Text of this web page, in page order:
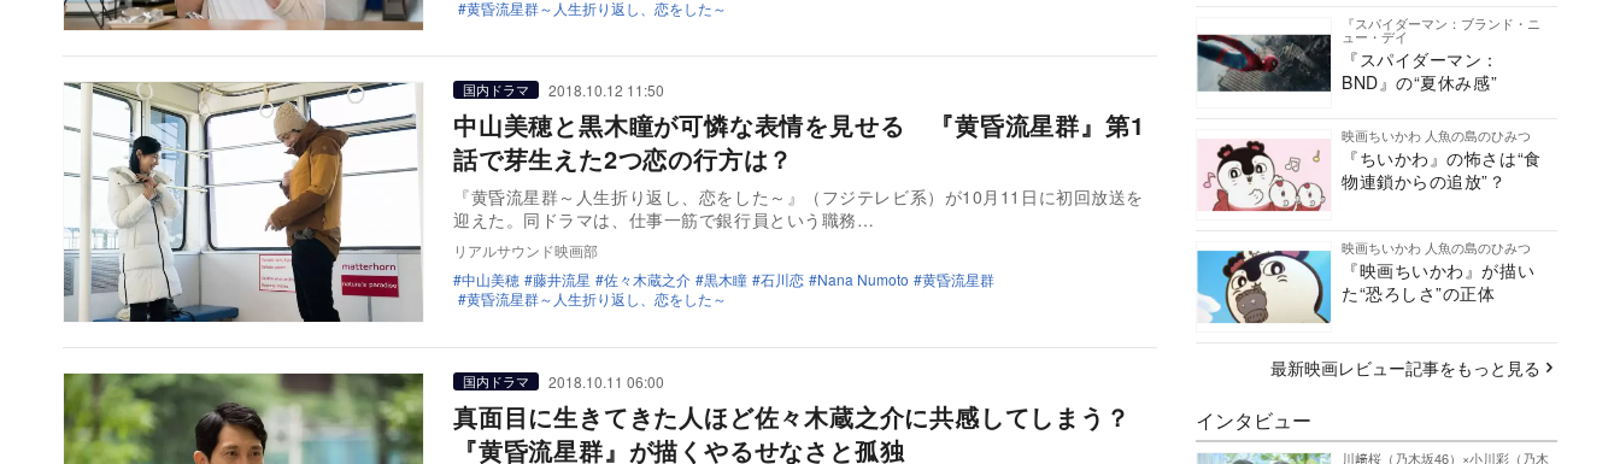
黄昏流星群～人生折り返し、恋をした～
国内ドラマ 2018.10.12 11:50
中山美穂と黒木瞳が可憐な表情を見せる 『黄昏流星群』第1
話で芽生えた2つ恋の行方は？
『黄昏流星群～人生折り返し、恋をした～』（フジテレビ系）が10月11日に初回放送を
迎えた。同ドラマは、仕事一筋で銀行員という職務…
リアルサウンド映画部
中山美穂
藤井流星 佐々木蔵之介 黒木瞳 石川恋 Nana Numoto
黄昏流星群
黄昏流星群～人生折り返し、恋をした～
国内ドラマ 2018.10.11 06:00
真面目に生きてきた人ほど佐々木蔵之介に共感してしまう？
『黄昏流星群』が描くやるせなさと孤独
『スパイダーマン：ブランド・ニ
ュー・デイ
『スパイダーマン：
BND』の“夏休み感”
映画ちいかわ 人魚の島のひみつ
『ちいかわ』の怖さは“食
物連鎖からの追放”？
映画ちいかわ 人魚の島のひみつ
『映画ちいかわ』が描い
た“恐ろしさ”の正体
最新映画レビュー記事をもっと見る
インタビュー
川﨑桜（乃木坂46）×小川彩（乃木